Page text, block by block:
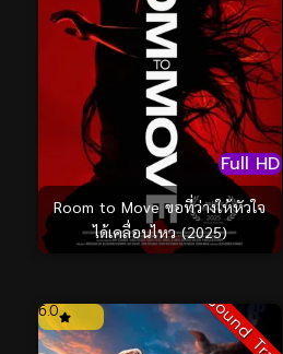
Full HD
Room to Move ขอที่ว่างให้หัวใจ
ได้เคลื่อนไหว (2025)
Sound Track
6.0